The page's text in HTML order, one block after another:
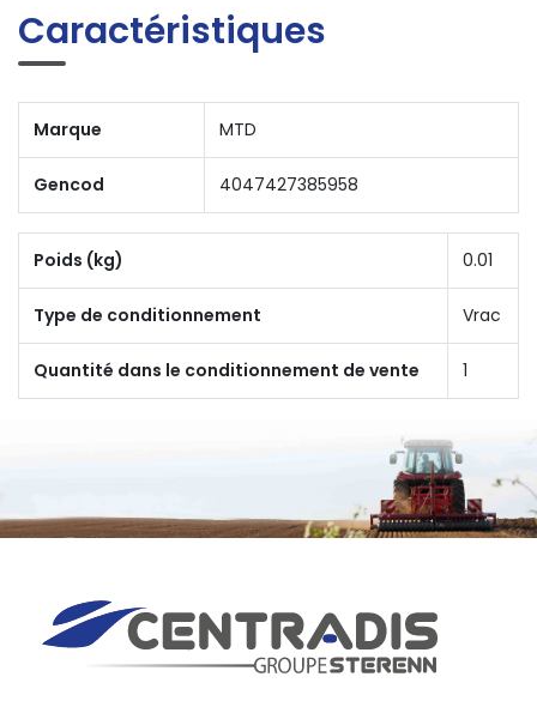
Caractéristiques
Marque MTD
Gencod 4047427385958
Poids (kg) 0.01
Type de conditionnement Vrac
Quantité dans le conditionnement de vente 1